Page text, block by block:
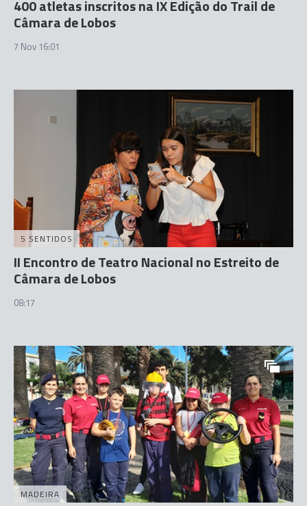
400 atletas inscritos na IX Edição do Trail de
Câmara de Lobos
7 Nov 16:01
5 SENTIDOS
II Encontro de Teatro Nacional no Estreito de
Câmara de Lobos
08:17
MADEIRA